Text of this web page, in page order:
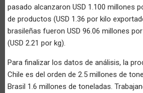
pasado alcanzaron USD 1.100 millones
de productos (USD 1.36 por kilo
brasileñas fueron USD 96.06 millones
(USD 2.21 por kg).
Para finalizar los datos de análisis, la
Chile es del orden de 2.5 millones de
Brasil 1.6 millones de toneladas.